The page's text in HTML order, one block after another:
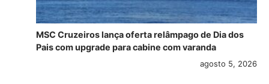
MSC Cruzeiros lança oferta relâmpago de Dia dos
Pais com upgrade para cabine com varanda
agosto 5, 2026